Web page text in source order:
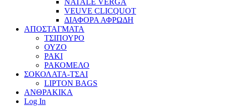
NATALE VERGA
VEUVE CLICQUOT
ΔΙΑΦΟΡΑ ΑΦΡΩΔΗ
ΑΠΟΣΤΑΓΜΑΤΑ
ΤΣΙΠΟΥΡΟ
ΟΥΖΟ
ΡΑΚΙ
ΡΑΚΟΜΕΛΟ
ΣΟΚΟΛΑΤΑ-ΤΣΑΙ
LIPTON BAGS
ΑΝΘΡΑΚΙΚΑ
Log In